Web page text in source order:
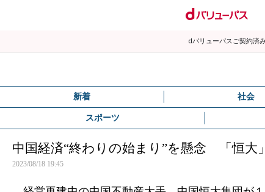
dバリューパスご契約済
新着 社会
スポーツ
中国経済“終わりの始まり”を懸念 「恒大
2023/08/18 19:45